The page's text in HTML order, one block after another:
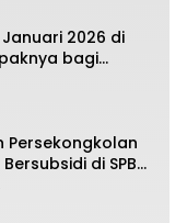
Januari 2026 di
bagi
Aturan Kunci
Persekongkolan
di SPBU